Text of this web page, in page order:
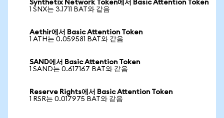
Synthetix Network Token에서 Basic Attention Token
1 SNX는 3.1711 BAT와 같음
Aethir에서 Basic Attention Token
1 ATH는 0.059581 BAT와 같음
SAND에서 Basic Attention Token
1 SAND는 0.617167 BAT와 같음
Reserve Rights에서 Basic Attention Token
1 RSR는 0.017975 BAT와 같음